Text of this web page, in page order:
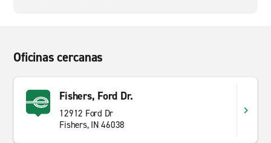
Oficinas cercanas
Fishers, Ford Dr.
12912 Ford Dr
Fishers, IN 46038